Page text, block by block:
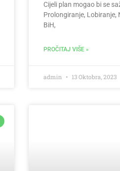
Cijeli plan mogao bi se
Prolongiranje, Lobiranje,
BiH,
PROČITAJ VIŠE »
admin 13 Oktobra, 2023